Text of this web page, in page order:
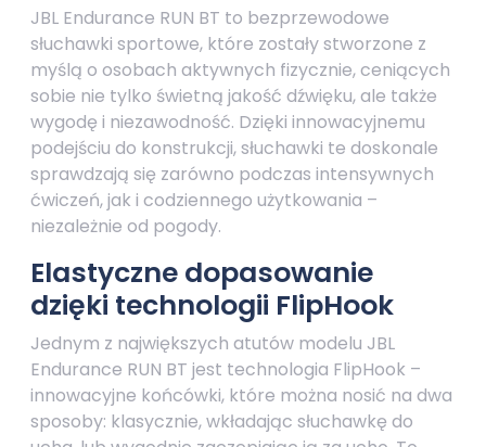
JBL Endurance RUN BT to bezprzewodowe
słuchawki sportowe, które zostały stworzone z
myślą o osobach aktywnych fizycznie, ceniących
sobie nie tylko świetną jakość dźwięku, ale także
wygodę i niezawodność. Dzięki innowacyjnemu
podejściu do konstrukcji, słuchawki te doskonale
sprawdzają się zarówno podczas intensywnych
ćwiczeń, jak i codziennego użytkowania –
niezależnie od pogody.
Elastyczne dopasowanie
dzięki technologii FlipHook
Jednym z największych atutów modelu JBL
Endurance RUN BT jest technologia FlipHook –
innowacyjne końcówki, które można nosić na dwa
sposoby: klasycznie, wkładając słuchawkę do